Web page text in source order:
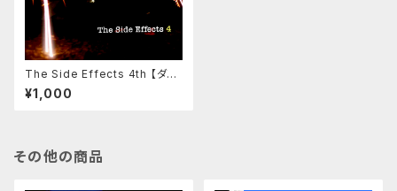
The Side Effects 4th 【ダウ
ンロード版】
¥1,000
その他の商品